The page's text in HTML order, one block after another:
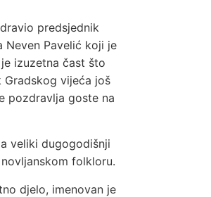
predsjednik
Neven Pavelić koji je
izuzetna čast što
Gradskog vijeća još
pozdravlja goste na
veliki dugogodišnji
folkloru.
djelo, imenovan je